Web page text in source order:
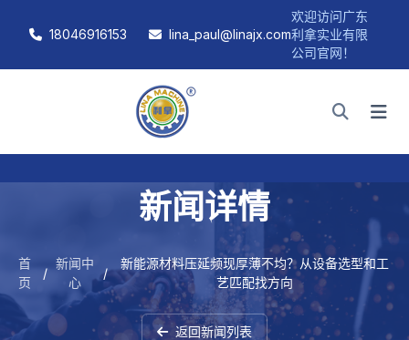
18046916153 lina_paul@linajx.com
欢迎访问广东
利拿实业有限
公司官网！
新闻详情
首
页
/
新闻中
心
/
新能源材料压延频现厚薄不均？从设备选型和工
艺匹配找方向
返回新闻列表